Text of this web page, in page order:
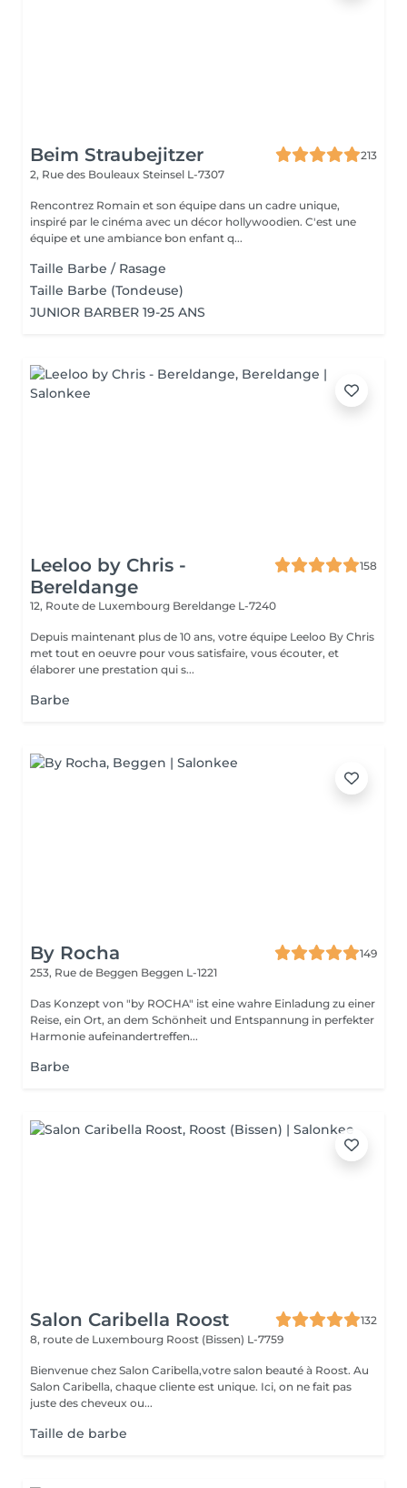
Beim Straubejitzer
213
2, Rue des Bouleaux Steinsel L-7307
Rencontrez Romain et son équipe dans un cadre unique,
inspiré par le cinéma avec un décor hollywoodien. C'est une
équipe et une ambiance bon enfant q...
Taille Barbe / Rasage
Taille Barbe (Tondeuse)
JUNIOR BARBER 19-25 ANS
Leeloo by Chris -
Bereldange
158
12, Route de Luxembourg Bereldange L-7240
Depuis maintenant plus de 10 ans, votre équipe Leeloo By Chris
met tout en oeuvre pour vous satisfaire, vous écouter, et
élaborer une prestation qui s...
Barbe
By Rocha
149
253, Rue de Beggen Beggen L-1221
Das Konzept von "by ROCHA" ist eine wahre Einladung zu einer
Reise, ein Ort, an dem Schönheit und Entspannung in perfekter
Harmonie aufeinandertreffen...
Barbe
Salon Caribella Roost
132
8, route de Luxembourg Roost (Bissen) L-7759
Bienvenue chez Salon Caribella,votre salon beauté à Roost. Au
Salon Caribella, chaque cliente est unique. Ici, on ne fait pas
juste des cheveux ou...
Taille de barbe